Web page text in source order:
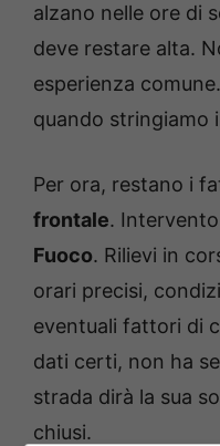
alzano nelle ore di
deve restare alta.
esperienza
quando stringiamo
Per ora, restano i
frontale. Intervento
Fuoco. Rilievi in
orari precisi,
eventuali fattori di
dati certi, non ha
strada dirà la sua
chiusi.